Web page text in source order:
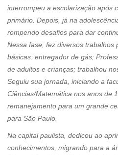
interrompeu a escolarização após
primário. Depois, já na
rompendo desafios para dar
Nessa fase, fez diversos trabalhos
básicas: entregador de gás;
de adultos e crianças; trabalhou
Seguiu sua jornada, iniciando a
Ciências/Matemática nos anos de
remanejamento para um grande
para São Paulo.
Na capital paulista, dedicou ao
conhecimentos, migrando para a